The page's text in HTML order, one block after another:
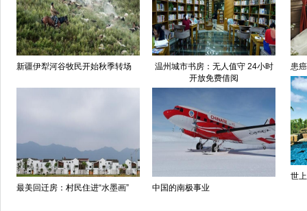
新疆伊犁河谷牧民开始秋季转场
温州城市书房：无人值守 24小时
开放免费借阅
最美回迁房：村民住进“水墨画” 中国的南极事业
患
世